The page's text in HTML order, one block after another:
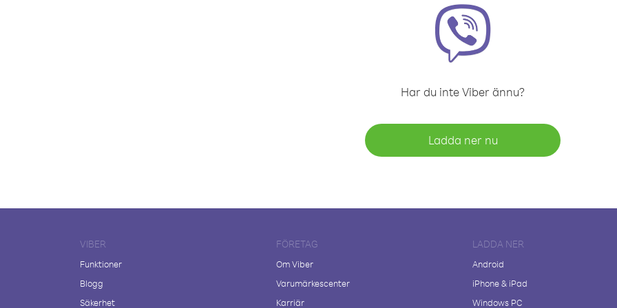
Har du inte Viber ännu?
Ladda ner nu
VIBER
Funktioner
Blogg
Säkerhet
FÖRETAG
Om Viber
Varumärkescenter
Karriär
LADDA NER
Android
iPhone & iPad
Windows PC